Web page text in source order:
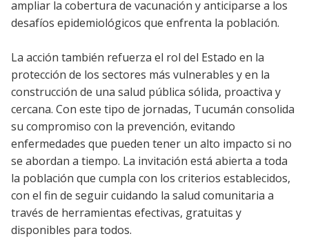
ampliar la cobertura de vacunación y anticiparse a los
desafíos epidemiológicos que enfrenta la población.
La acción también refuerza el rol del Estado en la
protección de los sectores más vulnerables y en la
construcción de una salud pública sólida, proactiva y
cercana. Con este tipo de jornadas, Tucumán consolida
su compromiso con la prevención, evitando
enfermedades que pueden tener un alto impacto si no
se abordan a tiempo. La invitación está abierta a toda
la población que cumpla con los criterios establecidos,
con el fin de seguir cuidando la salud comunitaria a
través de herramientas efectivas, gratuitas y
disponibles para todos.